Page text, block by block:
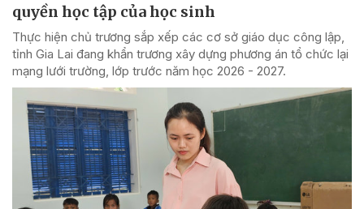
quyền học tập của học sinh
Thực hiện chủ trương sắp xếp các cơ sở giáo dục công lập,
tỉnh Gia Lai đang khẩn trương xây dựng phương án tổ chức lại
mạng lưới trường, lớp trước năm học 2026 - 2027.